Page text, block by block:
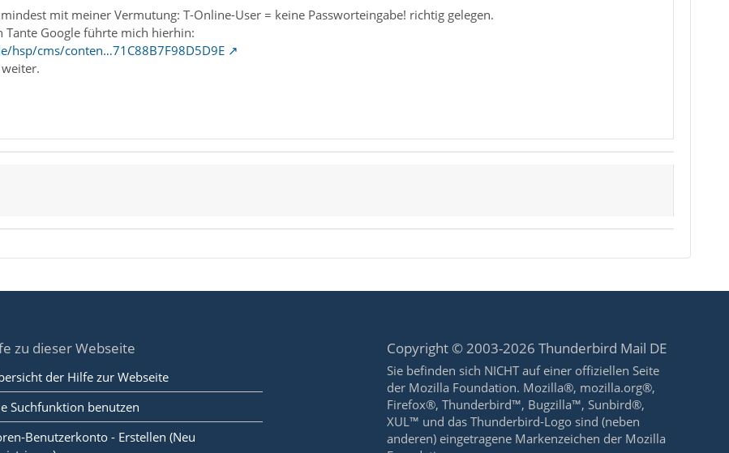
mit meiner Vermutung: T-Online-User = keine Passworteingabe! richtig gelegen.
Tante Google führte mich hierhin:
hsp/cms/conten…71C88B7F98D5D9E
zu dieser Webseite
der Hilfe zur Webseite
Suchfunktion benutzen
Benutzerkonto - Erstellen (Neu
Copyright © 2003-2026 Thunderbird Mail DE
Sie befinden sich NICHT auf einer offiziellen Seite
der Mozilla Foundation. Mozilla®, mozilla.org®,
Firefox®, Thunderbird™, Bugzilla™, Sunbird®,
XUL™ und das Thunderbird-Logo sind (neben
anderen) eingetragene Markenzeichen der Mozilla